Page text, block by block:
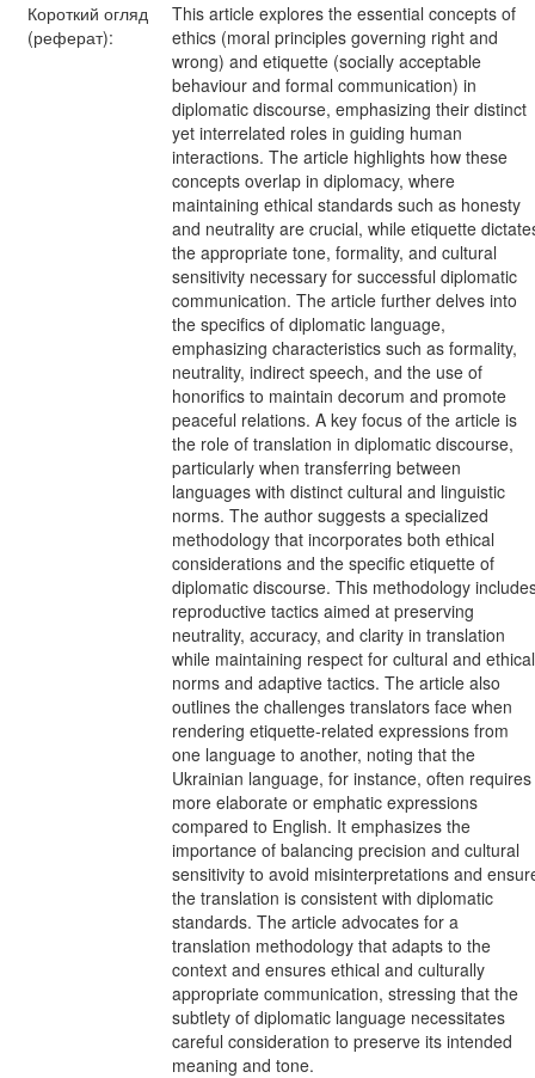
Короткий огляд
(реферат):
This article explores the essential concepts of
ethics (moral principles governing right and
wrong) and etiquette (socially acceptable
behaviour and formal communication) in
diplomatic discourse, emphasizing their distinct
yet interrelated roles in guiding human
interactions. The article highlights how these
concepts overlap in diplomacy, where
maintaining ethical standards such as honesty
and neutrality are crucial, while etiquette
the appropriate tone, formality, and cultural
sensitivity necessary for successful diplomatic
communication. The article further delves into
the specifics of diplomatic language,
emphasizing characteristics such as formality,
neutrality, indirect speech, and the use of
honorifics to maintain decorum and promote
peaceful relations. A key focus of the article is
the role of translation in diplomatic discourse,
particularly when transferring between
languages with distinct cultural and linguistic
norms. The author suggests a specialized
methodology that incorporates both ethical
considerations and the specific etiquette of
diplomatic discourse. This methodology
reproductive tactics aimed at preserving
neutrality, accuracy, and clarity in translation
while maintaining respect for cultural and ethical
norms and adaptive tactics. The article also
outlines the challenges translators face when
rendering etiquette-related expressions from
one language to another, noting that the
Ukrainian language, for instance, often requires
more elaborate or emphatic expressions
compared to English. It emphasizes the
importance of balancing precision and cultural
sensitivity to avoid misinterpretations and
the translation is consistent with diplomatic
standards. The article advocates for a
translation methodology that adapts to the
context and ensures ethical and culturally
appropriate communication, stressing that the
subtlety of diplomatic language necessitates
careful consideration to preserve its intended
meaning and tone.